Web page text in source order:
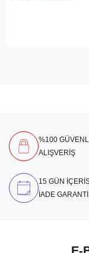
%100 GÜVENLİ
ALIŞVERİŞ
15 GÜN
İADE